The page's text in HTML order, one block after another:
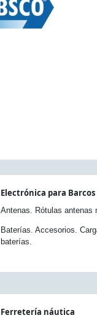
Electrónica para Barcos
Antenas. Rótulas antenas
Baterías. Accesorios.
baterías.
Ferretería náutica